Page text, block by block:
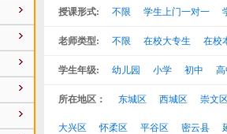
授课形式: 不限 学生上门一对一
老师类型: 不限 在校大专生 在校
学生年级: 幼儿园 小学 初中
所在地区： 东城区 西城区 崇文
大兴区 怀柔区 平谷区 密云县